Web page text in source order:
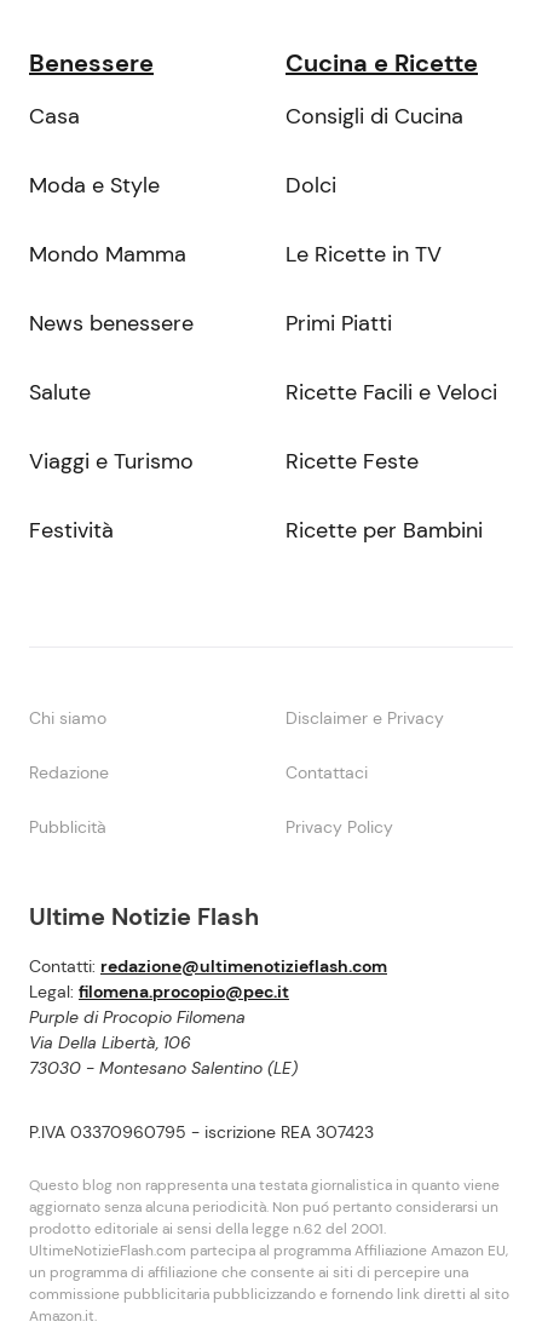
Ultime Notizie Flash
Contatti: redazione@ultimenotizieflash.com
Legal: filomena.procopio@pec.it
Purple di Procopio Filomena
Via Della Libertà, 106
73030 - Montesano Salentino (LE)
P.IVA 03370960795 - iscrizione REA 307423
Questo blog non rappresenta una testata giornalistica in quanto viene
aggiornato senza alcuna periodicità. Non puó pertanto considerarsi un
prodotto editoriale ai sensi della legge n.62 del 2001.
UltimeNotizieFlash.com partecipa al programma Affiliazione Amazon EU,
un programma di affiliazione che consente ai siti di percepire una
commissione pubblicitaria pubblicizzando e fornendo link diretti al sito
Amazon.it.
Benessere
Casa
Moda e Style
Mondo Mamma
News benessere
Salute
Viaggi e Turismo
Festività
Cucina e Ricette
Consigli di Cucina
Dolci
Le Ricette in TV
Primi Piatti
Ricette Facili e Veloci
Ricette Feste
Ricette per Bambini
Chi siamo Disclaimer e Privacy
Redazione Contattaci
Pubblicità Privacy Policy